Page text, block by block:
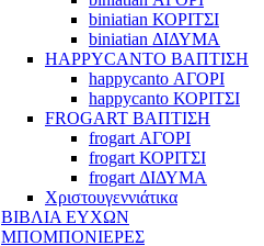
biniatian ΚΟΡΙΤΣΙ
biniatian ΔΙΔΥΜΑ
HAPPYCANTO ΒΑΠΤΙΣΗ
happycanto ΑΓΟΡΙ
happycanto ΚΟΡΙΤΣΙ
FROGART ΒΑΠΤΙΣΗ
frogart ΑΓΟΡΙ
frogart ΚΟΡΙΤΣΙ
frogart ΔΙΔΥΜΑ
Χριστουγεννιάτικα
ΒΙΒΛΙΑ ΕΥΧΩΝ
ΜΠΟΜΠΟΝΙΕΡΕΣ